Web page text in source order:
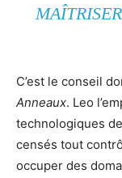
C’est le conseil
Anneaux. Leo
technologiques
censés tout
occuper des